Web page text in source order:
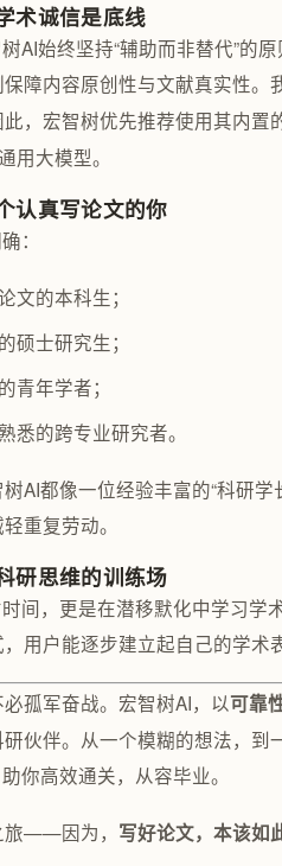
术诚信是底线
AI始终坚持“辅助而非替代”的
障内容原创性与文献真实性。
，宏智树优先推荐使用其内置
用大模型。
认真写论文的你
：
文的本科生；
硕士研究生；
青年学者；
悉的跨专业研究者。
AI都像一位经验丰富的“科研
重复劳动。
研思维的训练场
间，更是在潜移默化中学习学
用户能逐步建立起自己的学
孤军奋战。宏智树AI，以可靠
伙伴。从一个模糊的想法，
你高效通关，从容毕业。
旅——因为， 写好论文，本该如